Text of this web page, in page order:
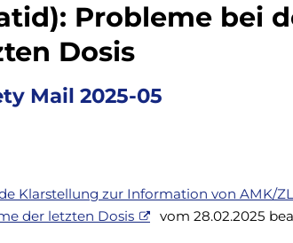
Probleme bei
Dosis
Mail 2025-05
Klarstellung zur Information von AMK/
der letzten Dosis
vom 28.02.2025